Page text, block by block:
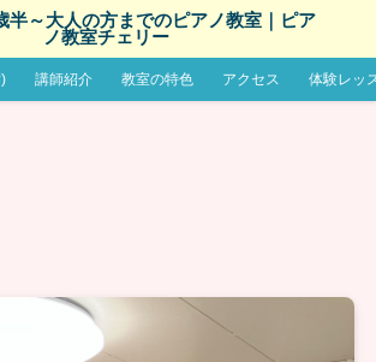
半～大人の方までのピアノ教室｜ピア
ノ教室チェリー
講師紹介 教室の特色 アクセス 体験レッ